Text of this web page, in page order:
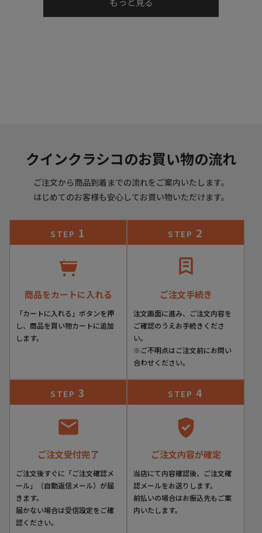
を熟練職人によって手縫いで巻き上げています。
とで、クッション性のあるフットベッドと比類のない柔軟性
クインクラシコのお買い物の流れ
ご注文から商品到着までの流れをご案内いたします。
はじめてのお客様も安心してお買い物いただけます。
STEP 1
商品をカートに入れる
「カートに入れる」ボタンを押
し、商品を買い物カートに追加
します。
STEP 2
ご注文手続き
注文画面に進み、ご注文内容を
ご確認のうえお手続きくださ
い。
※ご不明点はご注文前にお問い
合わせください。
STEP 3
ご注文受付完了
ご注文後すぐに「ご注文確認メ
ール」（自動返信メール）が届
きます。
届かない場合は受信設定をご確
認ください。
STEP 4
ご注文内容が確定
当店にて内容確認後、ご注文確
認メールをお送りします。
前払いの場合はお振込先もご案
内いたします。